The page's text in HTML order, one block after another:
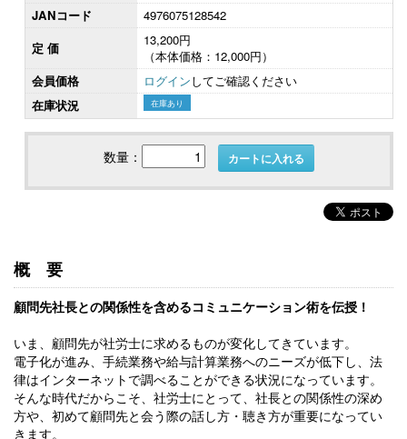
JANコード
4976075128542
定 価
13,200円
（本体価格：12,000円）
会員価格
ログインしてご確認ください
在庫状況
在庫あり
数量： カートに入れる
概要
顧問先社長との関係性を含めるコミュニケーション術を伝授！
いま、顧問先が社労士に求めるものが変化してきています。
電子化が進み、手続業務や給与計算業務へのニーズが低下し、法
律はインターネットで調べることができる状況になっています。
そんな時代だからこそ、社労士にとって、社長との関係性の深め
方や、初めて顧問先と会う際の話し方・聴き方が重要になってい
きます。